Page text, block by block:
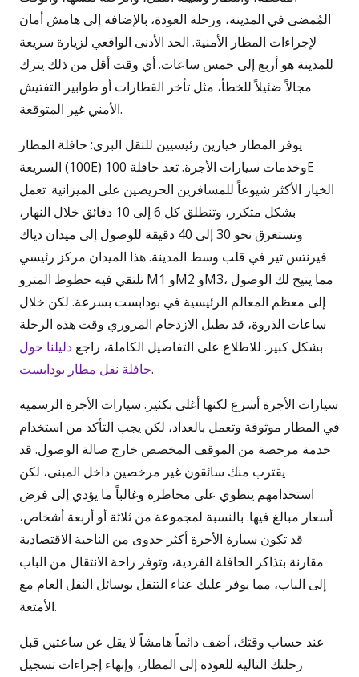
المُمضى في المدينة، ورحلة العودة، بالإضافة إلى هامش أمان
لإجراءات المطار الأمنية. الحد الأدنى الواقعي لزيارة سريعة
للمدينة هو أربع إلى خمس ساعات. أي وقت أقل من ذلك يترك
مجالاً ضئيلاً للخطأ، مثل تأخر القطارات أو طوابير التفتيش
الأمني غير المتوقعة.
يوفر المطار خيارين رئيسيين للنقل البري: حافلة المطار
السريعة (100E) وخدمات سيارات الأجرة. تعد حافلة 100E
الخيار الأكثر شيوعاً للمسافرين الحريصين على الميزانية. تعمل
بشكل متكرر، وتنطلق كل 6 إلى 10 دقائق خلال النهار،
وتستغرق نحو 30 إلى 40 دقيقة للوصول إلى ميدان دياك
فيرنتس تير في قلب وسط المدينة. هذا الميدان مركز رئيسي
تلتقي فيه خطوط المترو M1 وM2 وM3، مما يتيح لك الوصول
إلى معظم المعالم الرئيسية في بودابست بسرعة. لكن خلال
ساعات الذروة، قد يطيل الازدحام المروري وقت هذه الرحلة
بشكل كبير. للاطلاع على التفاصيل الكاملة، راجع دليلنا حول
حافلة نقل مطار بودابست.
سيارات الأجرة أسرع لكنها أغلى بكثير. سيارات الأجرة الرسمية
في المطار موثوقة وتعمل بالعداد، لكن يجب التأكد من استخدام
خدمة مرخصة من الموقف المخصص خارج صالة الوصول. قد
يقترب منك سائقون غير مرخصين داخل المبنى، لكن
استخدامهم ينطوي على مخاطرة وغالباً ما يؤدي إلى فرض
أسعار مبالغ فيها. بالنسبة لمجموعة من ثلاثة أو أربعة أشخاص،
قد تكون سيارة الأجرة أكثر جدوى من الناحية الاقتصادية
مقارنة بتذاكر الحافلة الفردية، وتوفر راحة الانتقال من الباب
إلى الباب، مما يوفر عليك عناء التنقل بوسائل النقل العام مع
الأمتعة.
عند حساب وقتك، أضف دائماً هامشاً لا يقل عن ساعتين قبل
رحلتك التالية للعودة إلى المطار، وإنهاء إجراءات تسجيل